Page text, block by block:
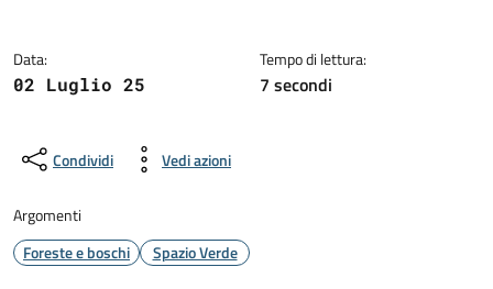
Data:
02 Luglio 25
Tempo di lettura:
7 secondi
Condividi Vedi azioni
Argomenti
Foreste e boschi
Spazio Verde